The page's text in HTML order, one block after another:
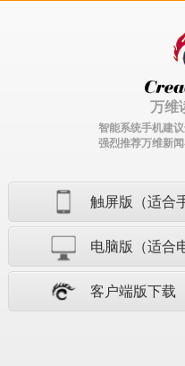
万维
智能系统手机建
强烈推荐万维新
触屏版（适合
电脑版（适合
客户端版下载